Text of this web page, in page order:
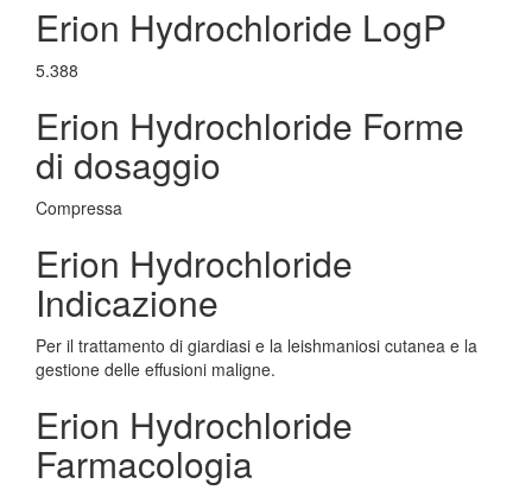
Erion Hydrochloride LogP
5.388
Erion Hydrochloride Forme
di dosaggio
Compressa
Erion Hydrochloride
Indicazione
Per il trattamento di giardiasi e la leishmaniosi cutanea e la
gestione delle effusioni maligne.
Erion Hydrochloride
Farmacologia